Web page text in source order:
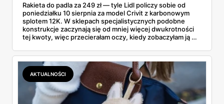
Rakieta do padla za 249 zł — tyle Lidl policzy sobie od
poniedziałku 10 sierpnia za model Crivit z karbonowym
splotem 12K. W sklepach specjalistycznych podobne
konstrukcje zaczynają się od mniej więcej dwukrotności
tej kwoty, więc przecierałam oczy, kiedy zobaczyłam ją w
najszybciej rosnący sport w Polsce: kortów przybywa
lawinowo, a chętnych jeszcze szybciej. Sprawdziłam, co
dokładnie dostajemy za te pieniądze i komu taka rakieta
faktycznie wystarczy.
AKTUALNOŚCI